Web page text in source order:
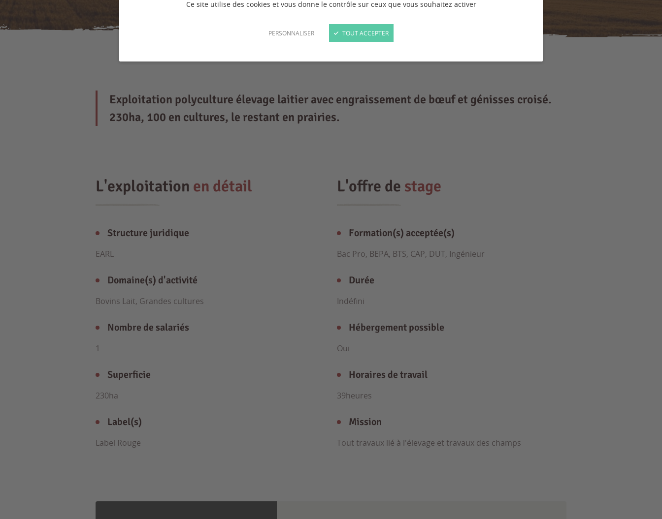
Ce site utilise des cookies et vous donne le contrôle sur ceux que vous souhaitez activer
PERSONNALISER TOUT ACCEPTER
Exploitation polyculture élevage laitier avec engraissement de bœuf et génisses croisé.
230ha, 100 en cultures, le restant en prairies.
L'exploitation en détail
Structure juridique
EARL
Domaine(s) d'activité
Bovins Lait, Grandes cultures
Nombre de salariés
1
Superficie
230ha
Label(s)
Label Rouge
L'offre de stage
Formation(s) acceptée(s)
Bac Pro, BEPA, BTS, CAP, DUT, Ingénieur
Durée
Indéfini
Hébergement possible
Oui
Horaires de travail
39heures
Mission
Tout travaux lié à l'élevage et travaux des champs